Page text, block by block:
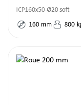
ICP160x50-Ø20 soft
160 mm 800